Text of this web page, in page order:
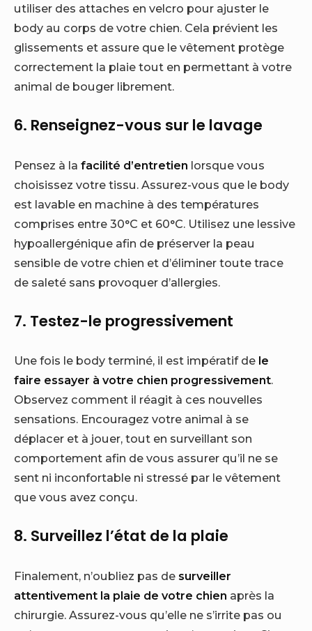
utiliser des attaches en velcro pour ajuster le
body au corps de votre chien. Cela prévient les
glissements et assure que le vêtement protège
correctement la plaie tout en permettant à votre
animal de bouger librement.
6. Renseignez-vous sur le lavage
Pensez à la facilité d’entretien lorsque vous
choisissez votre tissu. Assurez-vous que le body
est lavable en machine à des températures
comprises entre 30°C et 60°C. Utilisez une lessive
hypoallergénique afin de préserver la peau
sensible de votre chien et d’éliminer toute trace
de saleté sans provoquer d’allergies.
7. Testez-le progressivement
Une fois le body terminé, il est impératif de le
faire essayer à votre chien progressivement.
Observez comment il réagit à ces nouvelles
sensations. Encouragez votre animal à se
déplacer et à jouer, tout en surveillant son
comportement afin de vous assurer qu’il ne se
sent ni inconfortable ni stressé par le vêtement
que vous avez conçu.
8. Surveillez l’état de la plaie
Finalement, n’oubliez pas de surveiller
attentivement la plaie de votre chien après la
chirurgie. Assurez-vous qu’elle ne s’irrite pas ou